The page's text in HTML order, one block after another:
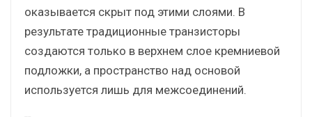
оказывается скрыт под этими слоями. В
результате традиционные транзисторы
создаются только в верхнем слое кремниевой
подложки, а пространство над основой
используется лишь для межсоединений.